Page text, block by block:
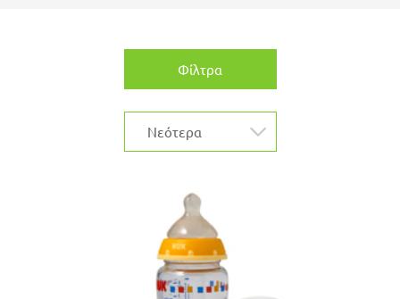
Φίλτρα